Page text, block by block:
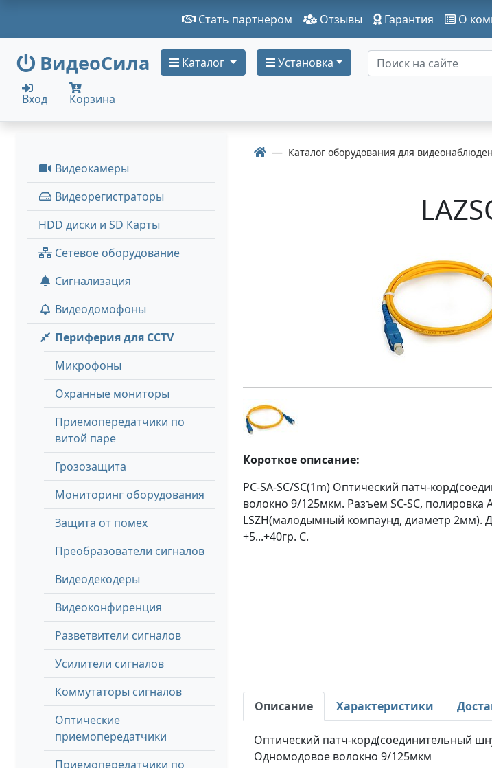
Стать партнером Отзывы Гарантия О
ВидеоСила Каталог Установка
Вход Корзина
Видеокамеры
Видеорегистраторы
HDD диски и SD Карты
Сетевое оборудование
Сигнализация
Видеодомофоны
Периферия для CCTV
Микрофоны
Охранные мониторы
Приемопередатчики по
витой паре
Грозозащита
Мониторинг оборудования
Защита от помех
Преобразователи сигналов
Видеодекодеры
Видеоконфиренция
Разветвители сигналов
Усилители сигналов
Коммутаторы сигналов
Оптические
приемопередатчики
Приемопередатчики по
Каталог оборудования для
Короткое описание:
PC-SA-SC/SC(1m) Оптический патч-
волокно 9/125мкм. Разъем SC-SC,
LSZH(малодымный компаунд, диаметр 2мм).
+5...+40гр. С.
Описание Характеристики
Оптический патч-корд(соединительный
Одномодовое волокно 9/125мкм